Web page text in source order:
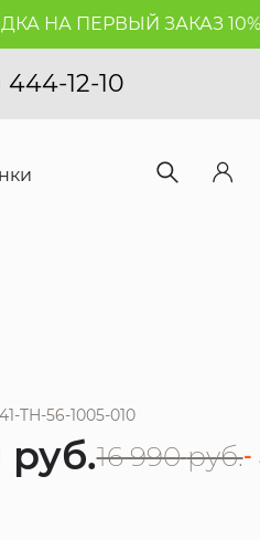
ПЕРВЫЙ ЗАКАЗ 10%!*
12-10
TH-56-1005-010
руб.16 990 руб.-